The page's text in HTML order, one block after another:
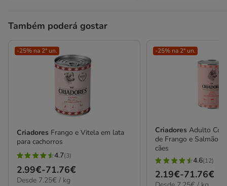
Também poderá gostar
-25% na 2ª un.
Criadores Frango e Vitela em lata
para cachorros
4.7
estrelas
4.7(3)
Preço
de
2.99€-71.76€
7.25€
Desde 7.25€ / kg
-25% na 2ª un.
CriadoresAdulto
de Frango e Salmão
cães
4.6
estrelas
4.6(12)
Preço
2.19€-71.76€